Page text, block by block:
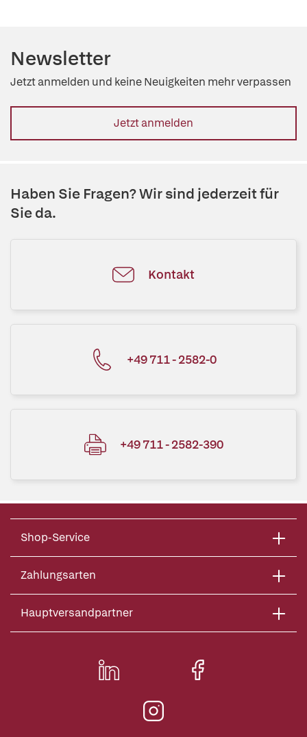
Newsletter
Jetzt anmelden und keine Neuigkeiten mehr verpassen
Jetzt anmelden
Haben Sie Fragen? Wir sind jederzeit für
Sie da.
Kontakt
+49 711 - 2582-0
+49 711 - 2582-390
Shop-Service
Zahlungsarten
Hauptversandpartner